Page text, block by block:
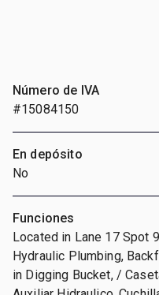
Número de IVA
#15084150
En depósito
No
Funciones
Located in Lane 17 Spot
Hydraulic Plumbing,
in Digging Bucket, /